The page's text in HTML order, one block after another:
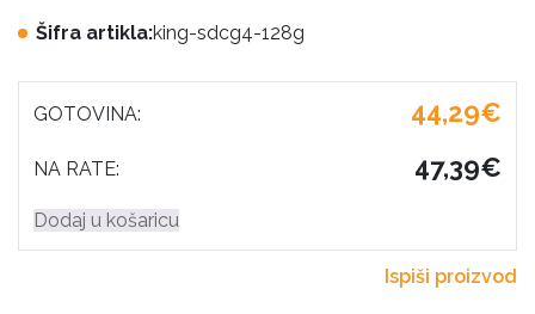
Šifra artikla:king-sdcg4-128g
GOTOVINA: 44,29€
NA RATE: 47,39€
Dodaj u košaricu
Ispiši proizvod